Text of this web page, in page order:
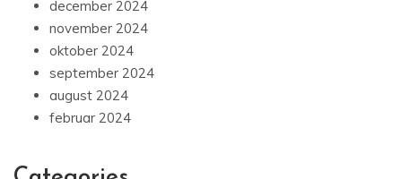
december 2024
november 2024
oktober 2024
september 2024
august 2024
februar 2024